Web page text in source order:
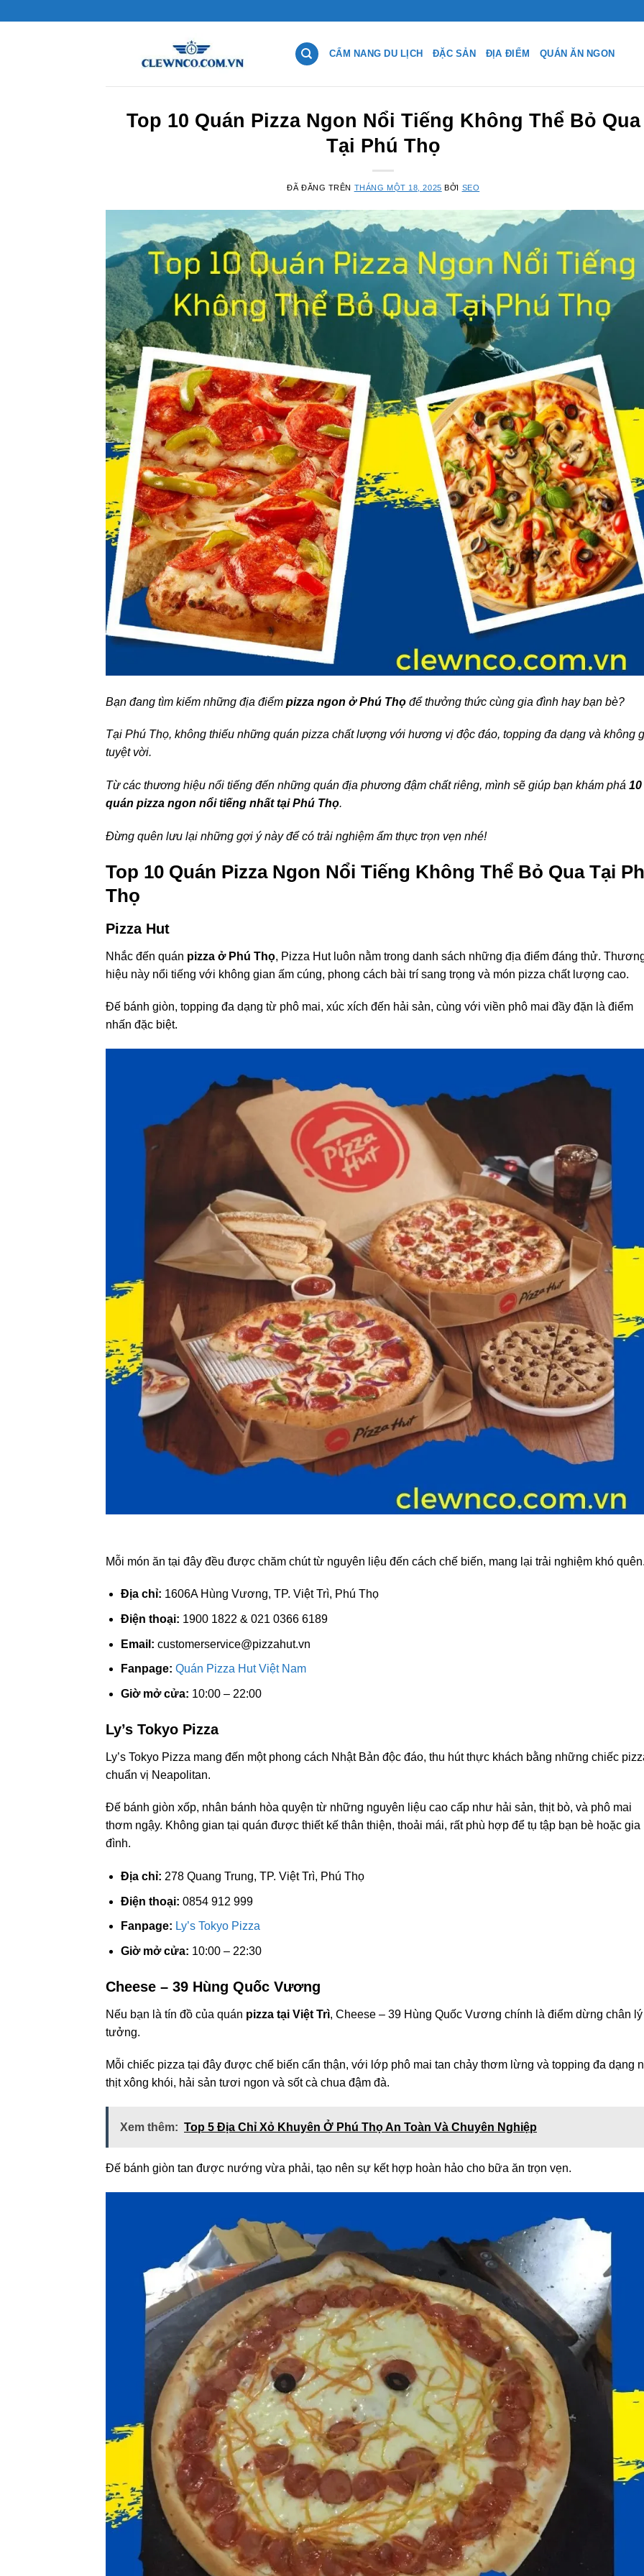
CẨM NANG DU LỊCH ĐẶC SẢN ĐỊA ĐIỂM QUÁN ĂN NGON
Top 10 Quán Pizza Ngon Nổi Tiếng Không Thể Bỏ Qua
Tại Phú Thọ
ĐÃ ĐĂNG TRÊN THÁNG MỘT 18, 2025 BỞI SEO
Bạn đang tìm kiếm những địa điểm pizza ngon ở Phú Thọ để thưởng thức cùng gia đình hay bạn bè?
Tại Phú Thọ, không thiếu những quán pizza chất lượng với hương vị độc đáo, topping đa dạng và không
tuyệt vời.
Từ các thương hiệu nổi tiếng đến những quán địa phương đậm chất riêng, mình sẽ giúp bạn khám phá 10
quán pizza ngon nổi tiếng nhất tại Phú Thọ.
Đừng quên lưu lại những gợi ý này để có trải nghiệm ẩm thực trọn vẹn nhé!
Top 10 Quán Pizza Ngon Nổi Tiếng Không Thể Bỏ Qua Tại
Thọ
Pizza Hut
Nhắc đến quán pizza ở Phú Thọ, Pizza Hut luôn nằm trong danh sách những địa điểm đáng thử.
hiệu này nổi tiếng với không gian ấm cúng, phong cách bài trí sang trọng và món pizza chất lượng cao.
Đế bánh giòn, topping đa dạng từ phô mai, xúc xích đến hải sản, cùng với viền phô mai đầy đặn là điểm
nhấn đặc biệt.
Mỗi món ăn tại đây đều được chăm chút từ nguyên liệu đến cách chế biến, mang lại trải nghiệm khó
Địa chỉ: 1606A Hùng Vương, TP. Việt Trì, Phú Thọ
Điện thoại: 1900 1822 & 021 0366 6189
Email: customerservice@pizzahut.vn
Fanpage: Quán Pizza Hut Việt Nam
Giờ mở cửa: 10:00 – 22:00
Ly’s Tokyo Pizza
Ly’s Tokyo Pizza mang đến một phong cách Nhật Bản độc đáo, thu hút thực khách bằng những chiếc
chuẩn vị Neapolitan.
Đế bánh giòn xốp, nhân bánh hòa quyện từ những nguyên liệu cao cấp như hải sản, thịt bò, và phô mai
thơm ngậy. Không gian tại quán được thiết kế thân thiện, thoải mái, rất phù hợp để tụ tập bạn bè hoặc gia
đình.
Địa chỉ: 278 Quang Trung, TP. Việt Trì, Phú Thọ
Điện thoại: 0854 912 999
Fanpage: Ly’s Tokyo Pizza
Giờ mở cửa: 10:00 – 22:30
Cheese – 39 Hùng Quốc Vương
Nếu bạn là tín đồ của quán pizza tại Việt Trì, Cheese – 39 Hùng Quốc Vương chính là điểm dừng chân lý
tưởng.
Mỗi chiếc pizza tại đây được chế biến cẩn thận, với lớp phô mai tan chảy thơm lừng và topping đa dạng
thịt xông khói, hải sản tươi ngon và sốt cà chua đậm đà.
Xem thêm: Top 5 Địa Chỉ Xỏ Khuyên Ở Phú Thọ An Toàn Và Chuyên Nghiệp
Đế bánh giòn tan được nướng vừa phải, tạo nên sự kết hợp hoàn hảo cho bữa ăn trọn vẹn.